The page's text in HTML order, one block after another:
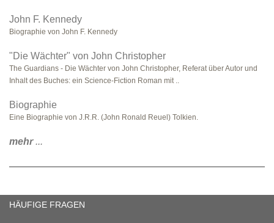
John F. Kennedy
Biographie von John F. Kennedy
"Die Wächter" von John Christopher
The Guardians - Die Wächter von John Christopher, Referat über Autor und
Inhalt des Buches: ein Science-Fiction Roman mit ..
Biographie
Eine Biographie von J.R.R. (John Ronald Reuel) Tolkien.
mehr...
HÄUFIGE FRAGEN